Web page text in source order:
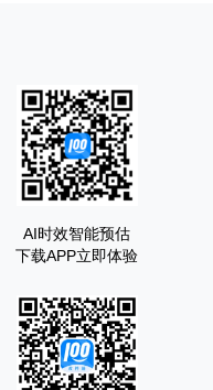
AI时效智能预估
下载APP立即体验